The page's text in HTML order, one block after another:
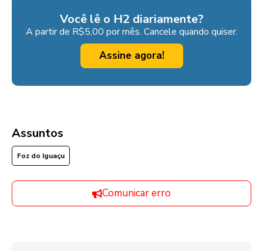
Você lê o H2 diariamente?
A partir de R$5,00 por mês. Cancele quando quiser.
Assine agora!
Assuntos
Foz do Iguaçu
Comunicar erro